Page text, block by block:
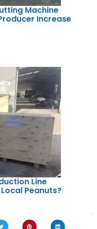
Machine
Increase
Line
Peanuts?